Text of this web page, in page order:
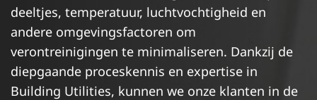
deeltjes, temperatuur, luchtvochtigheid en
andere omgevingsfactoren om
verontreinigingen te minimaliseren. Dankzij de
diepgaande proceskennis en expertise in
Building Utilities, kunnen we onze klanten in de